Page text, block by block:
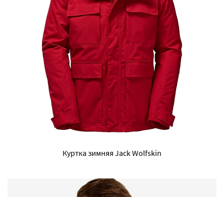
Куртка зимняя Jack Wolfskin